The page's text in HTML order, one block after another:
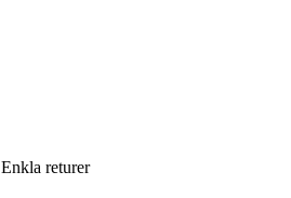
Enkla returer